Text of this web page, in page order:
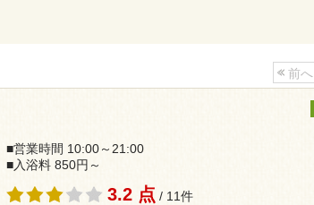
前へ
■営業時間 10:00～21:00
■入浴料 850円～
3.2 点 / 11件